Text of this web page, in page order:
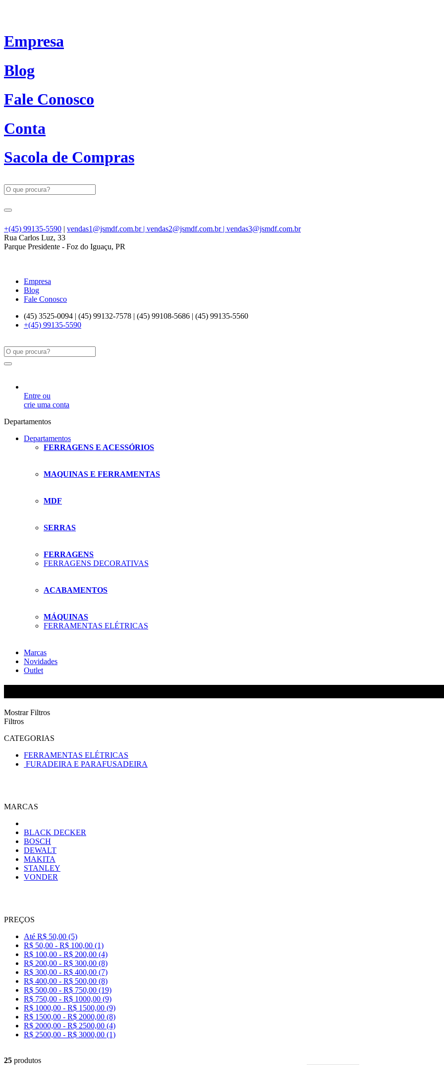
Empresa
Blog
Fale Conosco
Conta
Sacola de Compras
+(45) 99135-5590 | vendas1@jsmdf.com.br | vendas2@jsmdf.com.br | vendas3@jsmdf.com.br
Rua Carlos Luz, 33
Parque Presidente - Foz do Iguaçu, PR
Empresa
Blog
Fale Conosco
(45) 3525-0094 | (45) 99132-7578 | (45) 99108-5686 | (45) 99135-5560
+(45) 99135-5590
Entre ou
crie uma conta
Departamentos
Departamentos
FERRAGENS E ACESSÓRIOS
MAQUINAS E FERRAMENTAS
MDF
SERRAS
FERRAGENS
FERRAGENS DECORATIVAS
ACABAMENTOS
MÁQUINAS
FERRAMENTAS ELÉTRICAS
Marcas
Novidades
Outlet
Mostrar Filtros
Filtros
CATEGORIAS
FERRAMENTAS ELÉTRICAS
FURADEIRA E PARAFUSADEIRA
MARCAS
BLACK DECKER
BOSCH
DEWALT
MAKITA
STANLEY
VONDER
PREÇOS
Até R$ 50,00 (5)
R$ 50,00 - R$ 100,00 (1)
R$ 100,00 - R$ 200,00 (4)
R$ 200,00 - R$ 300,00 (8)
R$ 300,00 - R$ 400,00 (7)
R$ 400,00 - R$ 500,00 (8)
R$ 500,00 - R$ 750,00 (19)
R$ 750,00 - R$ 1000,00 (9)
R$ 1000,00 - R$ 1500,00 (9)
R$ 1500,00 - R$ 2000,00 (8)
R$ 2000,00 - R$ 2500,00 (4)
R$ 2500,00 - R$ 3000,00 (1)
25 produtos